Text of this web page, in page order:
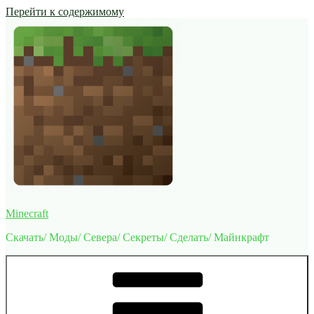
Перейти к содержимому
Minecraft
Скачать/ Моды/ Севера/ Секреты/ Сделать/ Майнкрафт